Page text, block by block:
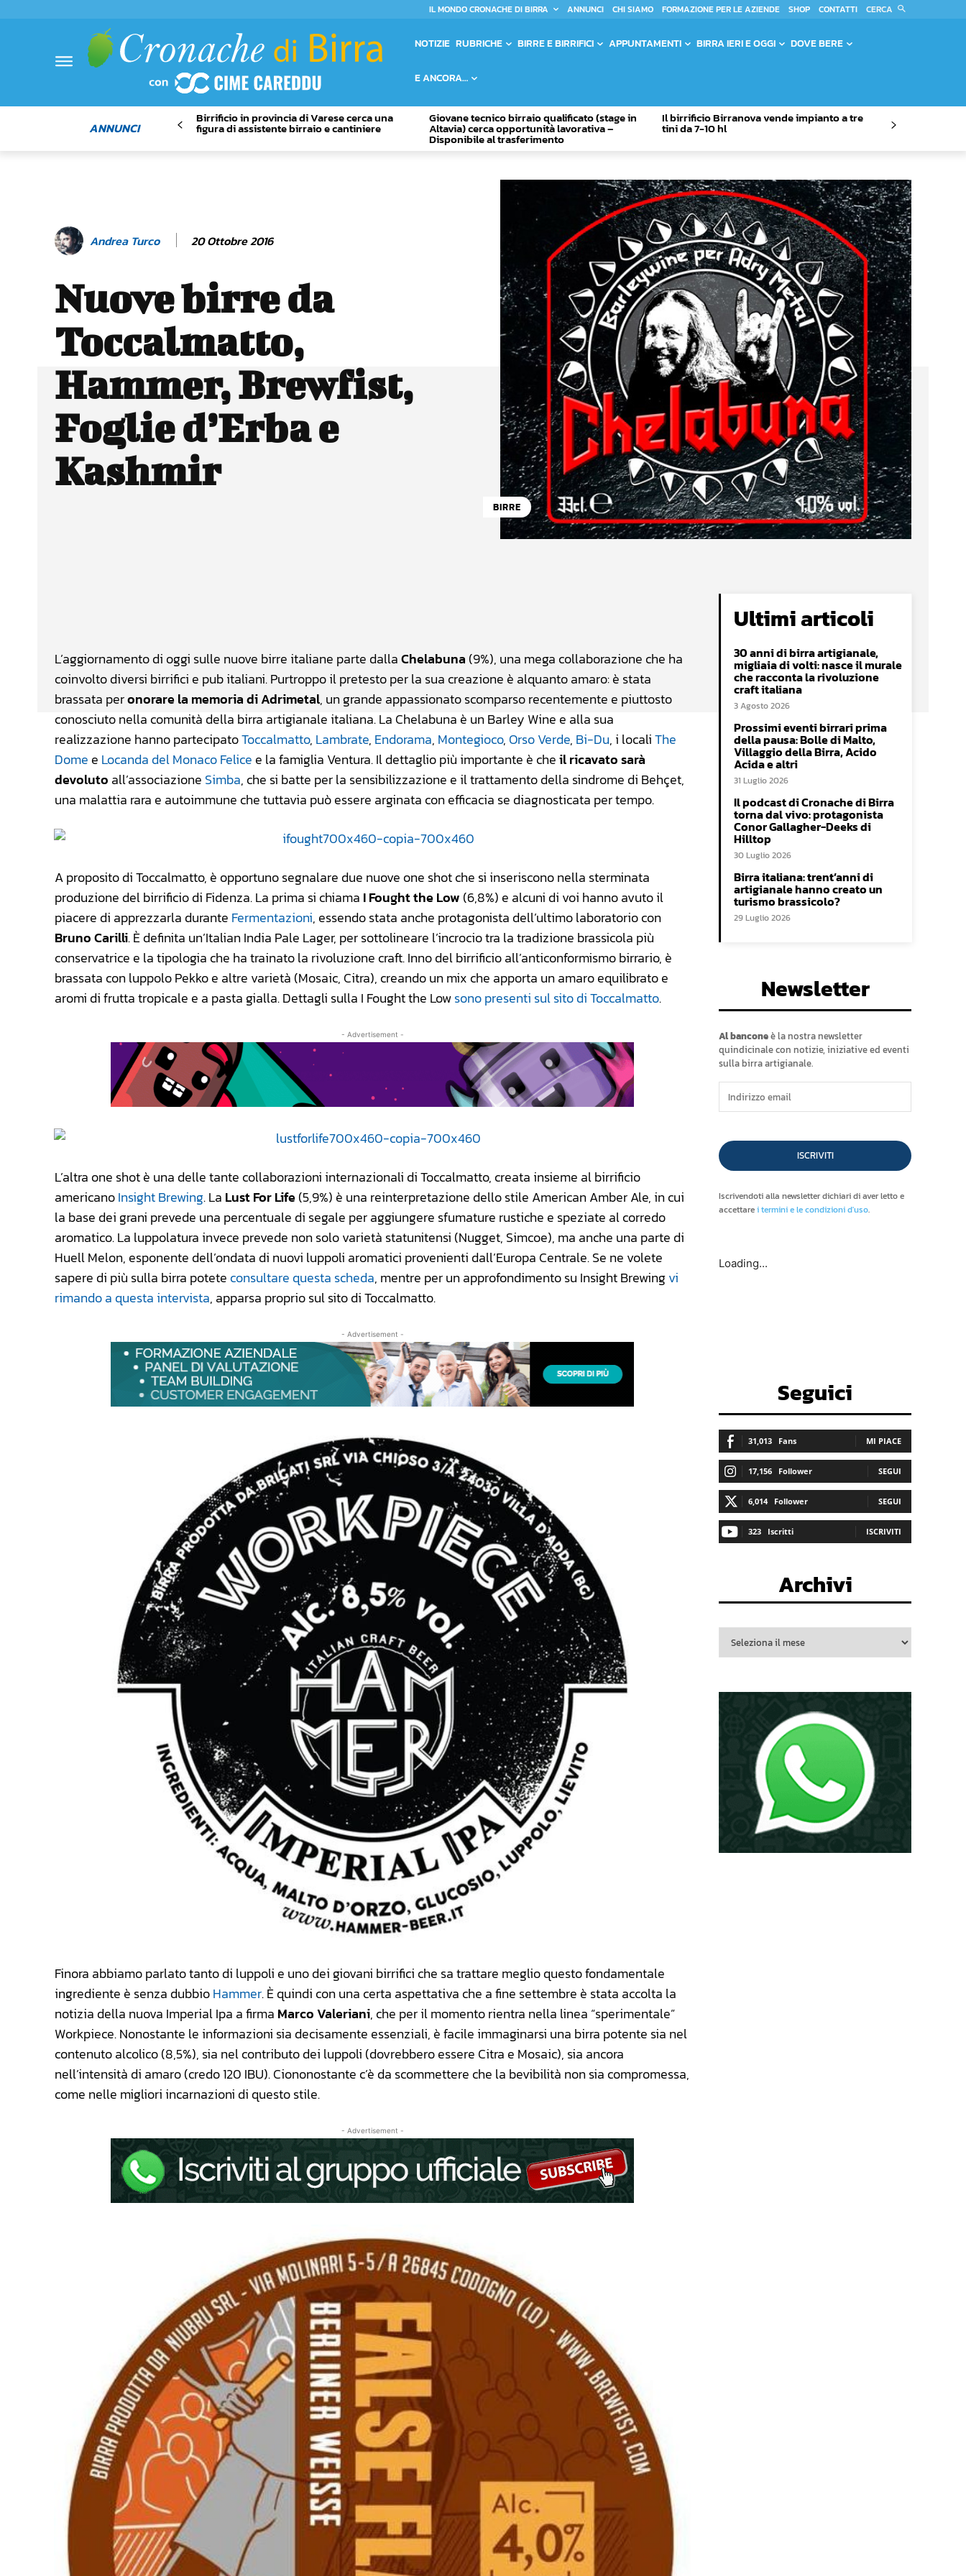
IL MONDO CRONACHE DI BIRRA ANNUNCI CHI SIAMO FORMAZIONE PER LE AZIENDE SHOP CONTATTI CERCA
NOTIZIE RUBRICHE BIRRE E BIRRIFICI APPUNTAMENTI BIRRA IERI E OGGI DOVE BERE
E ANCORA…
ANNUNCI
Birrificio in provincia di Varese cerca una
figura di assistente birraio e cantiniere
Giovane tecnico birraio qualificato (stage in
Altavia) cerca opportunità lavorativa –
Disponibile al trasferimento
Il birrificio Birranova vende impianto a tre
tini da 7-10 hl
Andrea Turco 20 Ottobre 2016
Nuove birre da
Toccalmatto,
Hammer, Brewfist,
Foglie d’Erba e
Kashmir
BIRRE
L’aggiornamento di oggi sulle nuove birre italiane parte dallaChelabuna (9%), una mega collaborazione che ha
coinvolto diversi birrifici e pub italiani. Purtroppo il pretesto per la sua creazione è alquanto amaro: è stata
brassata peronorare la memoria di Adrimetal, un grande appassionato scomparso recentemente e piuttosto
conosciuto nella comunità della birra artigianale italiana. La Chelabuna è un Barley Wine e alla sua
realizzazione hanno partecipatoToccalmatto, Lambrate, Endorama, Montegioco, Orso Verde, Bi-Du, i localiThe
Dome e Locanda del Monaco Felice e la famiglia Ventura. Il dettaglio più importante è cheil ricavato sarà
devoluto all’associazione Simba, che si batte per la sensibilizzazione e il trattamento della sindrome di Behçet,
una malattia rara e autoimmune che tuttavia può essere arginata con efficacia se diagnosticata per tempo.
A proposito di Toccalmatto, è opportuno segnalare due nuove one shot che si inseriscono nella sterminata
produzione del birrificio di Fidenza. La prima si chiama I Fought the Low (6,8%) e alcuni di voi hanno avuto il
piacere di apprezzarla durante Fermentazioni, essendo stata anche protagonista dell’ultimo laboratorio con
Bruno Carilli. È definita un’Italian India Pale Lager, per sottolineare l’incrocio tra la tradizione brassicola più
conservatrice e la tipologia che ha trainato la rivoluzione craft. Inno del birrificio all’anticonformismo birrario, è
brassata con luppolo Pekko e altre varietà (Mosaic, Citra), creando un mix che apporta un amaro equilibrato e
aromi di frutta tropicale e a pasta gialla. Dettagli sulla I Fought the Lowsono presenti sul sito di Toccalmatto.
- Advertisement -
L’altra one shot è una delle tante collaborazioni internazionali di Toccalmatto, creata insieme al birrificio
americanoInsight Brewing. La Lust For Life(5,9%) è una reinterpretazione dello stile American Amber Ale, in cui
la base dei grani prevede una percentuale di segale per aggiungere sfumature rustiche e speziate al corredo
aromatico. La luppolatura invece prevede non solo varietà statunitensi (Nugget, Simcoe), ma anche una parte di
Huell Melon, esponente dell’ondata di nuovi luppoli aromatici provenienti dall’Europa Centrale. Se ne volete
sapere di più sulla birra potete consultare questa scheda, mentre per un approfondimento su Insight Brewingvi
rimando a questa intervista, apparsa proprio sul sito di Toccalmatto.
- Advertisement -
Finora abbiamo parlato tanto di luppoli e uno dei giovani birrifici che sa trattare meglio questo fondamentale
ingrediente è senza dubbioHammer. È quindi con una certa aspettativa che a fine settembre è stata accolta la
notizia della nuova Imperial Ipa a firma Marco Valeriani, che per il momento rientra nella linea “sperimentale”
Workpiece. Nonostante le informazioni sia decisamente essenziali, è facile immaginarsi una birra potente sia nel
contenuto alcolico (8,5%), sia nel contributo dei luppoli (dovrebbero essere Citra e Mosaic), sia ancora
nell’intensità di amaro (credo 120 IBU). Ciononostante c’è da scommettere che la bevibilità non sia compromessa,
come nelle migliori incarnazioni di questo stile.
- Advertisement -
Ultimi articoli
30 anni di birra artigianale,
migliaia di volti: nasce il murale
che racconta la rivoluzione
craft italiana
3 Agosto 2026
Prossimi eventi birrari prima
della pausa: Bolle di Malto,
Villaggio della Birra, Acido
Acida e altri
31 Luglio 2026
Il podcast di Cronache di Birra
torna dal vivo: protagonista
Conor Gallagher-Deeks di
Hilltop
30 Luglio 2026
Birra italiana: trent’anni di
artigianale hanno creato un
turismo brassicolo?
29 Luglio 2026
Newsletter
Al banconeè la nostra newsletter
quindicinale con notizie, iniziative ed eventi
sulla birra artigianale.
ISCRIVITI
Iscrivendoti alla newsletter dichiari di aver letto e
accettarei termini e le condizioni d'uso.
Loading...
Seguici
31,013 Fans MI PIACE
17,156 Follower SEGUI
6,014 Follower SEGUI
323 Iscritti ISCRIVITI
Archivi